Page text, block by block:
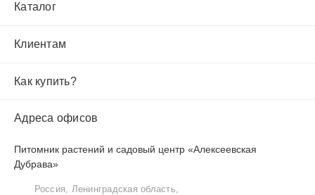
Каталог
Клиентам
Как купить?
Адреса офисов
Питомник растений и садовый центр «Алексеевская
Дубрава»
Россия, Ленинградская область,